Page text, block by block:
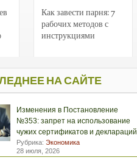
Как завести парня: 7
рабочих методов с
инструкциями
НА САЙТЕ
Изменения в Постановление
№353: запрет на использование
чужих сертификатов и деклараций
Рубрика: Экономика
28 июля, 2026